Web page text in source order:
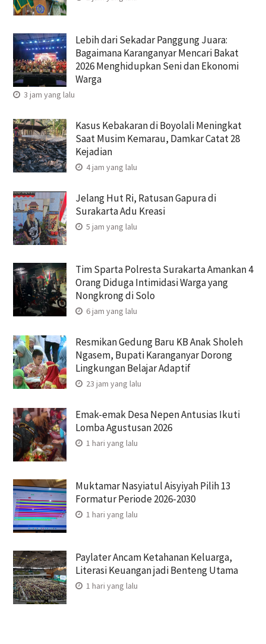
Lebih dari Sekadar Panggung Juara:
Bagaimana Karanganyar Mencari Bakat
2026 Menghidupkan Seni dan Ekonomi
Warga
3 jam yang lalu
Kasus Kebakaran di Boyolali Meningkat
Saat Musim Kemarau, Damkar Catat 28
Kejadian
4 jam yang lalu
Jelang Hut Ri, Ratusan Gapura di
Surakarta Adu Kreasi
5 jam yang lalu
Tim Sparta Polresta Surakarta Amankan 4
Orang Diduga Intimidasi Warga yang
Nongkrong di Solo
6 jam yang lalu
Resmikan Gedung Baru KB Anak Sholeh
Ngasem, Bupati Karanganyar Dorong
Lingkungan Belajar Adaptif
23 jam yang lalu
Emak-emak Desa Nepen Antusias Ikuti
Lomba Agustusan 2026
1 hari yang lalu
Muktamar Nasyiatul Aisyiyah Pilih 13
Formatur Periode 2026-2030
1 hari yang lalu
Paylater Ancam Ketahanan Keluarga,
Literasi Keuangan jadi Benteng Utama
1 hari yang lalu